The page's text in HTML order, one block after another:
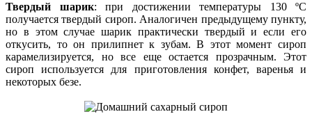
Твердый шарик: при достижении температуры 130 ºC
получается твердый сироп. Аналогичен предыдущему пункту,
но в этом случае шарик практически твердый и если его
откусить, то он прилипнет к зубам. В этот момент сироп
карамелизируется, но все еще остается прозрачным. Этот
сироп используется для приготовления конфет, варенья и
некоторых безе.